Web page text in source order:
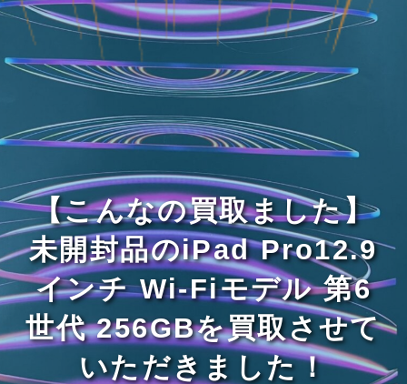
【こんなの買取ました】
未開封品のiPad Pro12.9
インチ Wi-Fiモデル 第6
世代 256GBを買取させて
いただきました！